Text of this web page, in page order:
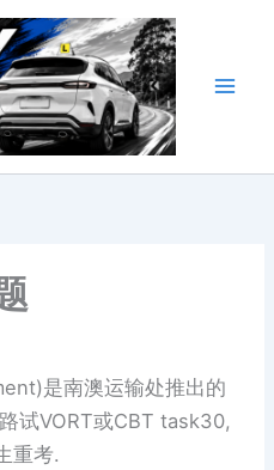
是南澳运输处推出的
试VORT或CBT task30,
重考.